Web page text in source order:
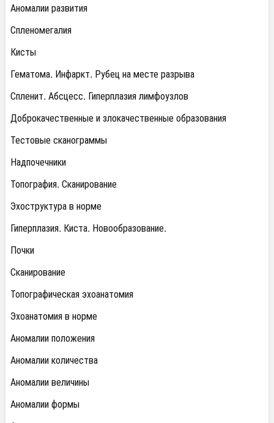
Аномалии развития
Спленомегалия
Кисты
Гематома. Инфаркт. Рубец на месте разрыва
Спленит. Абсцесс. Гиперплазия лимфоузлов
Доброкачественные и злокачественные образования
Тестовые сканограммы
Надпочечники
Топография. Сканирование
Эхоструктура в норме
Гиперплазия. Киста. Новообразование.
Почки
Сканирование
Топографическая эхоанатомия
Эхоанатомия в норме
Аномалии положения
Аномалии количества
Аномалии величины
Аномалии формы